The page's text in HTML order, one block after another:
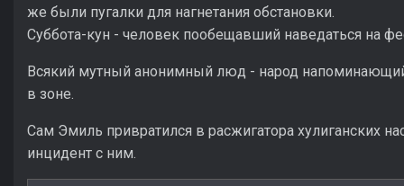
же были пугалки для нагнетания обстановки.
Суббота-кун - человек пообещавший наведаться на
Всякий мутный анонимный люд - народ
в зоне.
Сам Эмиль привратился в расжигатора хулиганских
инцидент с ним.